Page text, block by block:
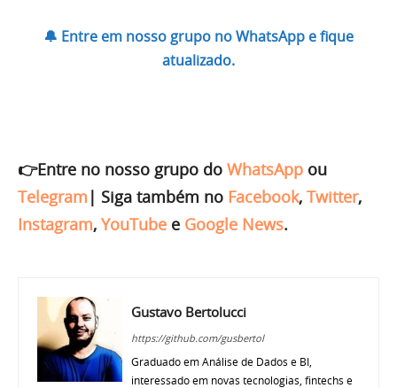
🔔 Entre em nosso grupo no WhatsApp e fique
atualizado.
👉Entre no nosso grupo do WhatsApp ou
Telegram | Siga também no Facebook, Twitter,
Instagram, YouTube e Google News.
Gustavo Bertolucci
https://github.com/gusbertol
Graduado em Análise de Dados e BI,
interessado em novas tecnologias, fintechs e